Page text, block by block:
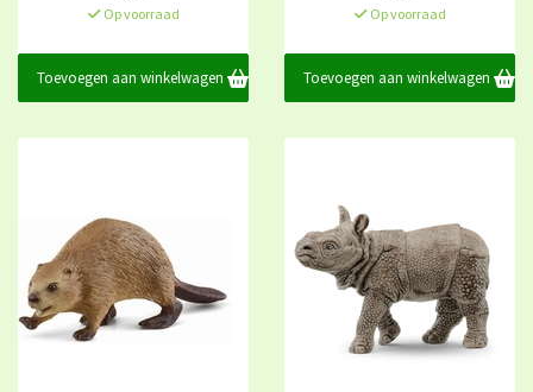
Op voorraad
Toevoegen aan winkelwagen
Op voorraad
Toevoegen aan winkelwagen